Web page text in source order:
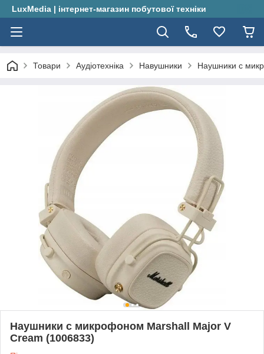
LuxMedia | інтернет-магазин побутової техніки
Товари Аудіотехніка Навушники Наушники с
Наушники с микрофоном Marshall Major V
Cream (1006833)